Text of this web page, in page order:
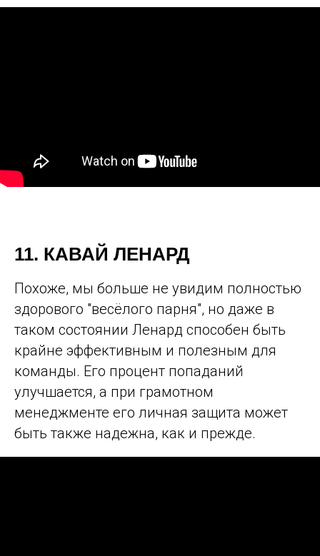
11. КАВАЙ ЛЕНАРД
Похоже, мы больше не увидим полностью
здорового "весёлого парня", но даже в
таком состоянии Ленард способен быть
крайне эффективным и полезным для
команды. Его процент попаданий
улучшается, а при грамотном
менеджменте его личная защита может
быть также надежна, как и прежде.